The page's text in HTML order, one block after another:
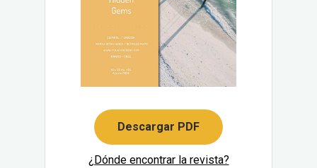
Descargar PDF
¿Dónde encontrar la revista?